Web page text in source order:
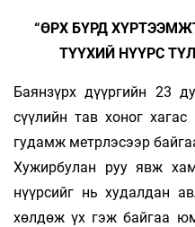
“ӨРХ БҮРД
ТҮҮХИЙ НҮҮРС
Баянзүрх дүүргийн 23
сүүлийн тав хоног
гудамж метрлэсээр
Хужирбулан руу явж
нүүрсийг нь худалдан
хөлдөж үх гэж байгаа